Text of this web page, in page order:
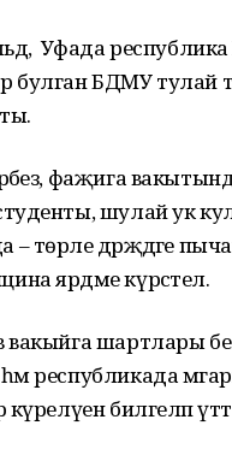
Уфада
булган БДМУ тулай
фаҗига
шулай ук
дәрәҗәдәге
ярдәме күрсәтелә.
вакыйга шартлары
республикада
күрелүен билгеләп